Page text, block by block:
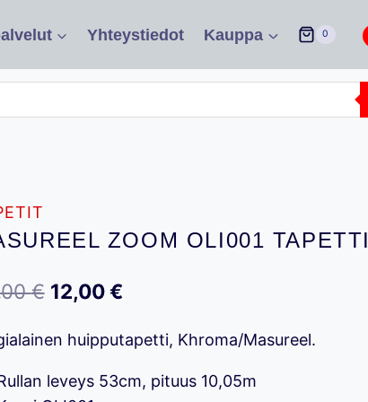
Yhteystiedot Kauppa 0
ZOOM OLI001 TAPETTI
€ Alkuperäinen
oli:
45,00 €.
12,00€Nykyinen
on:
12,00 €.
huipputapetti, Khroma/Masureel.
leveys 53cm, pituus 10,05m